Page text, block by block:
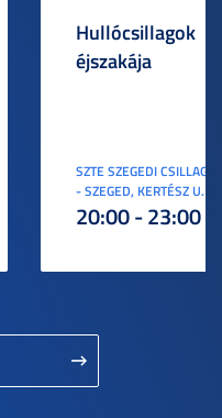
Hullócsillagok
éjszakája
SZTE SZEGEDI
- SZEGED, KERTÉSZ U. 3.
20:00 - 23:00